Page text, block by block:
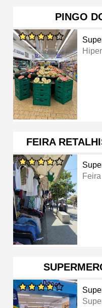
PINGO
FEIRA
Feira